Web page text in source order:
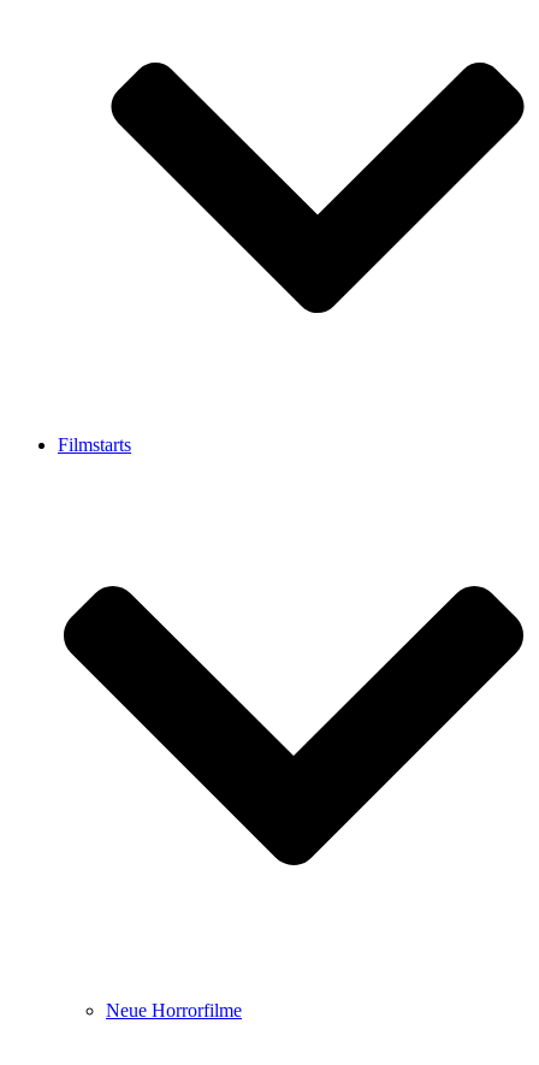
Filmstarts
Neue Horrorfilme